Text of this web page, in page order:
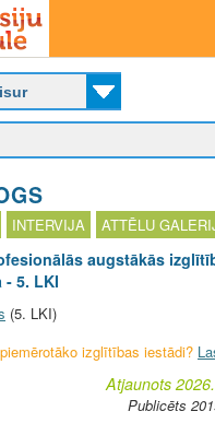
main
content
INTERVIJA ATTĒLU
augstākās
5. LKI
(5. LKI)
izglītības iestādi?
Atjaunots
Publicēts